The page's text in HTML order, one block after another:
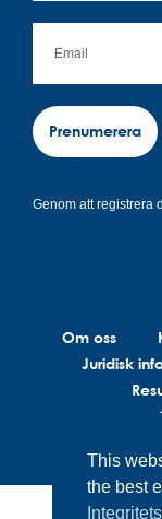
Prenumerera
Genom att registrera
Om oss
Juridisk
This
the best